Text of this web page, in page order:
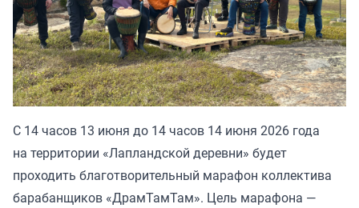
С 14 часов 13 июня до 14 часов 14 июня 2026 года
на территории «Лапландской деревни» будет
проходить благотворительный марафон коллектива
барабанщиков «ДрамТамТам». Цель марафона —